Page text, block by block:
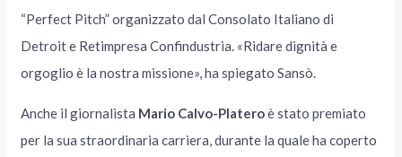
“Perfect Pitch” organizzato dal Consolato Italiano di
Detroit e Retimpresa Confindustria. «Ridare dignità e
orgoglio è la nostra missione», ha spiegato Sansò.
Anche il giornalista Mario Calvo-Plateroè stato premiato
per la sua straordinaria carriera, durante la quale ha coperto